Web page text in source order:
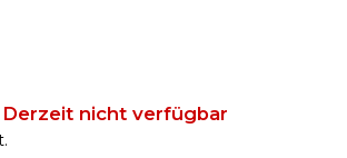
Derzeit nicht verfügbar